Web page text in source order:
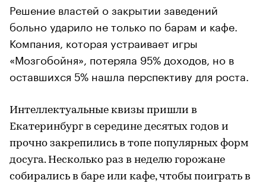
Решение властей о закрытии заведений
больно ударило не только по барам и кафе.
Компания, которая устраивает игры
«Мозгобойня», потеряла 95% доходов, но в
оставшихся 5% нашла перспективу для роста.
Интеллектуальные квизы пришли в
Екатеринбург в середине десятых годов и
прочно закрепились в топе популярных форм
досуга. Несколько раз в неделю горожане
собирались в баре или кафе, чтобы поиграть в